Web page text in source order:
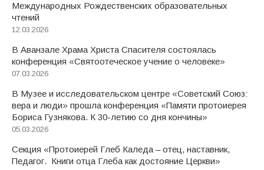
Международных Рождественских образовательных
чтений
12.03.2026
В Аванзале Храма Христа Спасителя состоялась
конференция «Святоотеческое учение о человеке»
07.03.2026
В Музее и исследовательском центре «Советский Союз:
вера и люди» прошла конференция «Памяти протоиерея
Бориса Гузнякова. К 30-летию со дня кончины»
05.03.2026
Секция «Протоиерей Глеб Каледа – отец, наставник,
Педагог. Книги отца Глеба как достояние Церкви»